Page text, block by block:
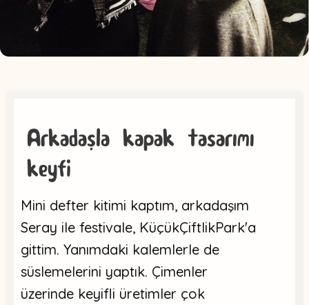
Arkadaşla kapak tasarımı
keyfi
Mini defter kitimi kaptım, arkadaşım
Seray ile festivale, KüçükÇiftlikPark'a
gittim. Yanımdaki kalemlerle de
süslemelerini yaptık. Çimenler
üzerinde keyifli üretimler çok